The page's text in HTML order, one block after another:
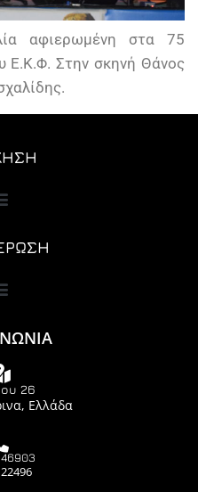
αφιερωμένη στα 75
Ε.Κ.Φ. Στην σκηνή Θάνος
26
Ελλάδα